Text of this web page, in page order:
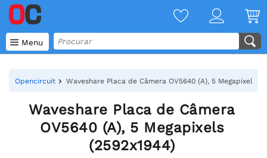
 Menu
Opencircuit Waveshare Placa de Câmera OV5640 (A), 5 Megapixels
Waveshare Placa de Câmera
OV5640 (A), 5 Megapixels
(2592x1944)